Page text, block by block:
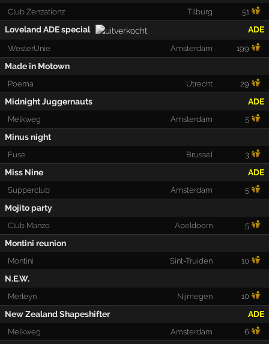
Club Zenzationz Tilburg 51
Loveland ADE special ADE
WesterUnie Amsterdam 199
Made in Motown
Poema Utrecht 29
Midnight Juggernauts ADE
Melkweg Amsterdam 5
Minus night
Fuse Brussel 3
Miss Nine ADE
Supperclub Amsterdam 5
Mojito party
Club Manzo Apeldoorn 5
Montini reunion
Montini Sint-Truiden 10
N.E.W.
Merleyn Nijmegen 10
New Zealand Shapeshifter ADE
Melkweg Amsterdam 6